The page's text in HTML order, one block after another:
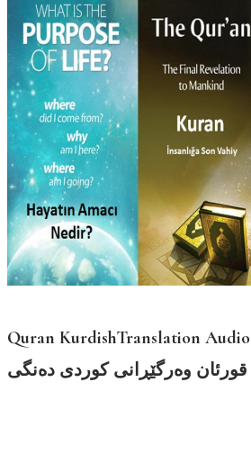
Quran KurdishTranslation